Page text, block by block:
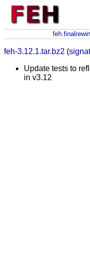
feh-3.12.1.tar.bz2 (
Update tests to
in v3.12